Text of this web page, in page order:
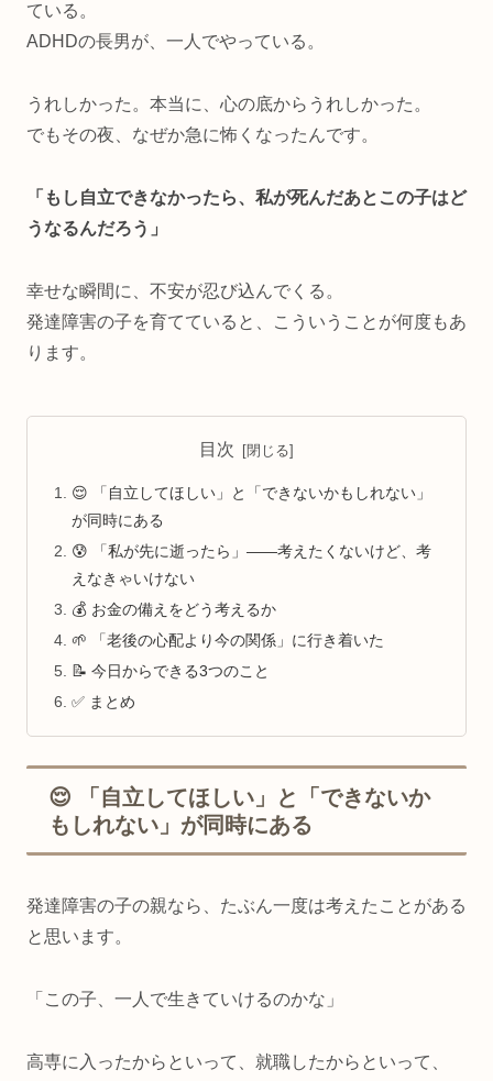
ている。
ADHDの長男が、一人でやっている。
うれしかった。本当に、心の底からうれしかった。
でもその夜、なぜか急に怖くなったんです。
「もし自立できなかったら、私が死んだあとこの子はど
うなるんだろう」
幸せな瞬間に、不安が忍び込んでくる。
発達障害の子を育てていると、こういうことが何度もあ
ります。
目次
😌 「自立してほしい」と「できないかもしれない」
が同時にある
😰 「私が先に逝ったら」——考えたくないけど、考
えなきゃいけない
💰 お金の備えをどう考えるか
🌱 「老後の心配より今の関係」に行き着いた
📝 今日からできる3つのこと
✅ まとめ
😌 「自立してほしい」と「できないか
もしれない」が同時にある
発達障害の子の親なら、たぶん一度は考えたことがある
と思います。
「この子、一人で生きていけるのかな」
高専に入ったからといって、就職したからといって、